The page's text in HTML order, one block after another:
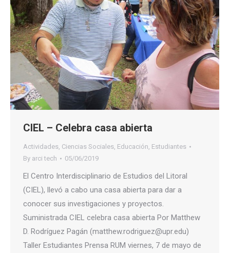
CIEL – Celebra casa abierta
Actividades, Ciencias Sociales, Educación, Estudiantes
By arci tech 05/06/2019
El Centro Interdisciplinario de Estudios del Litoral
(CIEL), llevó a cabo una casa abierta para dar a
conocer sus investigaciones y proyectos.
Suministrada CIEL celebra casa abierta Por Matthew
D. Rodríguez Pagán (matthew.rodriguez@upr.edu)
Taller Estudiantes Prensa RUM viernes, 7 de mayo de